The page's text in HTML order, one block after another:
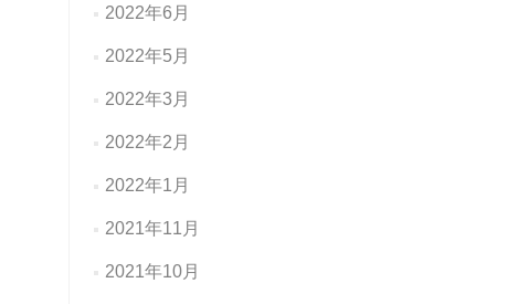
2022年6月
2022年5月
2022年3月
2022年2月
2022年1月
2021年11月
2021年10月